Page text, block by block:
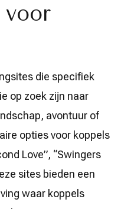
voor
die specifiek
op zoek zijn naar
avontuur of
opties voor koppels
Love”, “Swingers
sites bieden een
waar koppels